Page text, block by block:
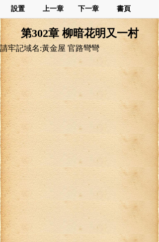
設置 上一章 下一章 書頁
第302章 柳暗花明又一村
請牢記域名:黃金屋 官路彎彎